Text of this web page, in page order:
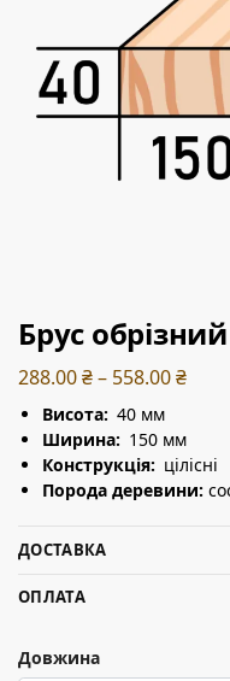
Брус
288.00₴– 558.00₴
Висота: 40 мм
Ширина: 150 мм
Конструкція: цілісні
Порода деревини:
ДОСТАВКА
ОПЛАТА
Довжина